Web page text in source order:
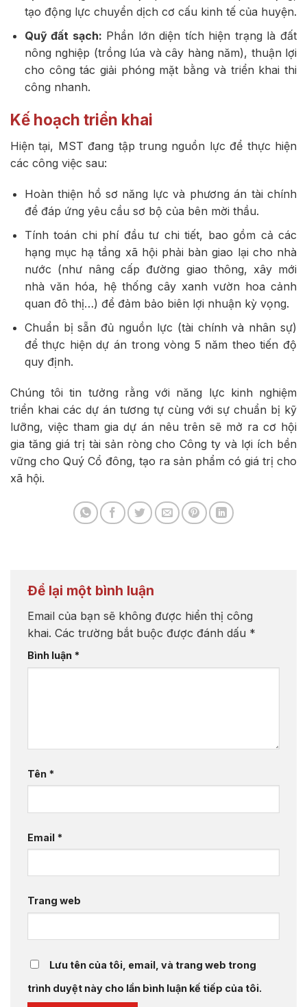
tạo động lực chuyển dịch cơ cấu kinh tế của huyện.
Quỹ đất sạch: Phần lớn diện tích hiện trạng là đất
nông nghiệp (trồng lúa và cây hàng năm), thuận lợi
cho công tác giải phóng mặt bằng và triển khai thi
công nhanh.
Kế hoạch triển khai
Hiện tại, MST đang tập trung nguồn lực để thực hiện
các công việc sau:
Hoàn thiện hồ sơ năng lực và phương án tài chính
để đáp ứng yêu cầu sơ bộ của bên mời thầu.
Tính toán chi phí đầu tư chi tiết, bao gồm cả các
hạng mục hạ tầng xã hội phải bàn giao lại cho nhà
nước (như nâng cấp đường giao thông, xây mới
nhà văn hóa, hệ thống cây xanh vườn hoa cảnh
quan đô thị…) để đảm bảo biên lợi nhuận kỳ vọng.
Chuẩn bị sẵn đủ nguồn lực (tài chính và nhân sự)
để thực hiện dự án trong vòng 5 năm theo tiến độ
quy định.
Chúng tôi tin tưởng rằng với năng lực kinh nghiệm
triển khai các dự án tương tự cùng với sự chuẩn bị kỹ
lưỡng, việc tham gia dự án nêu trên sẽ mở ra cơ hội
gia tăng giá trị tài sản ròng cho Công ty và lợi ích bền
vững cho Quý Cổ đông, tạo ra sản phẩm có giá trị cho
xã hội.
Để lại một bình luận
Email của bạn sẽ không được hiển thị công
khai. Các trường bắt buộc được đánh dấu *
Bình luận *
Tên *
Email *
Trang web
Lưu tên của tôi, email, và trang web trong
trình duyệt này cho lần bình luận kế tiếp của tôi.